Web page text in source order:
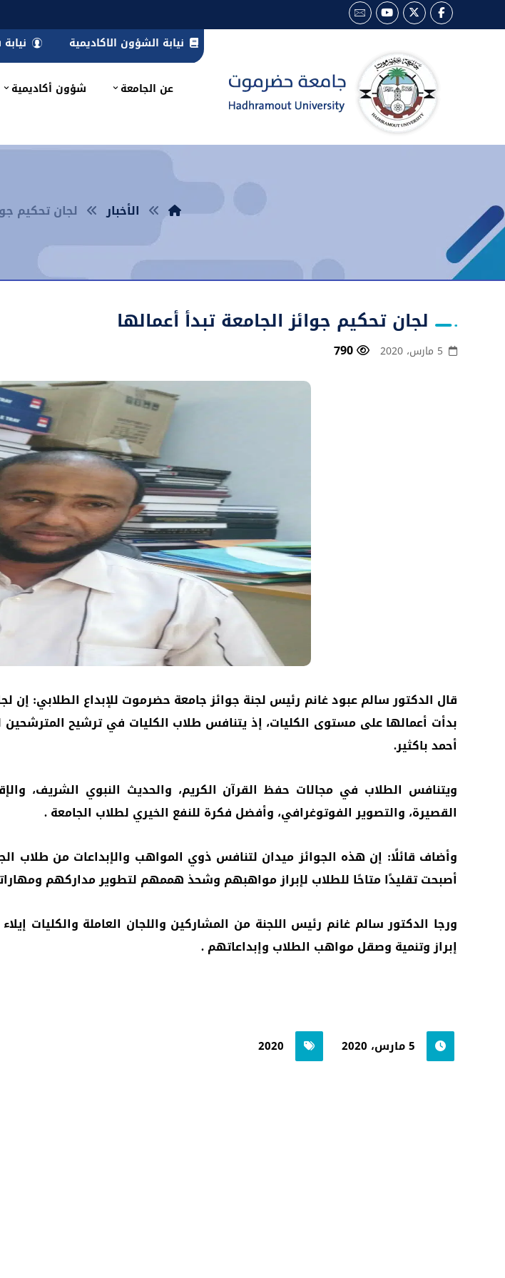
نيابة الشؤون الاكاديمية
عن الجامعة شؤون أكاديمية
الأخبار لجان تحكيم
لجان تحكيم جوائز الجامعة تبدأ أعمالها
5 مارس، 2020 790
قال الدكتور سالم عبود غانم رئيس لجنة جوائز جامعة حضرموت للإبداع الطلابي:
بدأت أعمالها على مستوى الكليات، إذ يتنافس طلاب الكليات في ترشيح
أحمد باكثير.
ويتنافس الطلاب في مجالات حفظ القرآن الكريم، والحديث النبوي الشريف،
القصيرة، والتصوير الفوتوغرافي، وأفضل فكرة للنفع الخيري لطلاب الجامعة .
وأضاف قائلًا: إن هذه الجوائز ميدان لتنافس ذوي المواهب والإبداعات من طلاب
أصبحت تقليدًا متاحًا للطلاب لإبراز مواهبهم وشحذ هممهم لتطوير مداركهم
ورجا الدكتور سالم غانم رئيس اللجنة من المشاركين واللجان العاملة والكليات
إبراز وتنمية وصقل مواهب الطلاب وإبداعاتهم .
5 مارس، 2020 2020